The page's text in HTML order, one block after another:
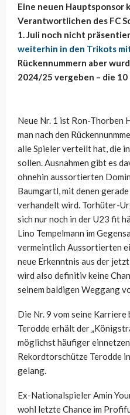
Eine neuen Hauptsponsor
Verantwortlichen des FC
1. Juli noch nicht
weiterhin in den Trikots
Rückennummern aber
2024/25 vergeben – die
Neue Nr. 1 ist Ron-Thorben
man nach den
alle Spieler verteilt hat, die
sollen. Ausnahmen gibt es
ohnehin aussortierten
Baumgartl, mit denen
verhandelt wird. Torhüter-
sich nur noch in der U23 fit
Lino Tempelmann im
vermeintlich Aussortierten
neue Erkenntnis aus der
wird also definitiv keine
seinem baldigen Weggang
Die Nr. 9 vom seine Karriere
Terodde erhält der
möglichst häufiger
Rekordtorschütze Terodde
gelang.
Ex-Nationalspieler Amin
wohl letzte Chance im